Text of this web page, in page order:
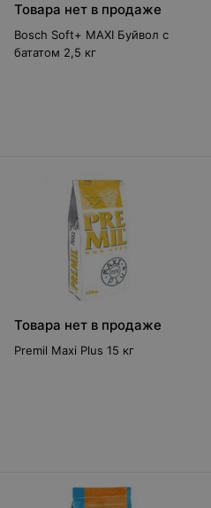
Товара нет в продаже
Bosch Soft+ MAXI Буйвол с
бататом 2,5 кг
Товара нет в продаже
Premil Maxi Plus 15 кг